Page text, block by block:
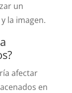
un
la imagen.
afectar
en